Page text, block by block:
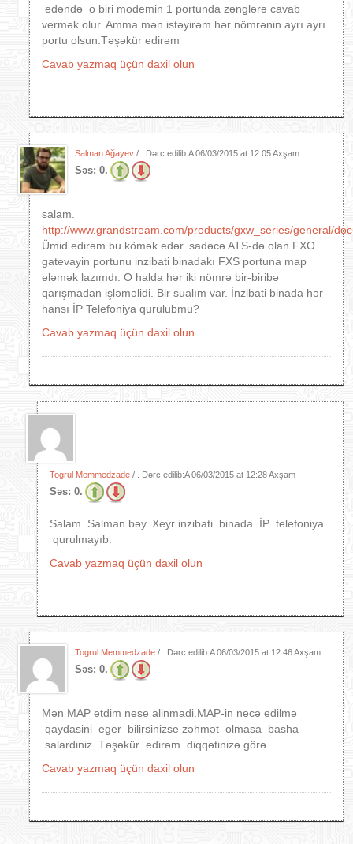
edəndə o biri modemin 1 portunda zənglərə cavab
vermək olur. Amma mən istəyirəm hər nömrənin ayrı ayrı
portu olsun.Təşəkür edirəm
Cavab yazmaq üçün daxil olun
Salman Ağayev / . Dərc edilib:A06/03/2015 at 12:05 Axşam
Səs: 0.
salam.
http://www.grandstream.com/products/gxw_series/general/
Ümid edirəm bu kömək edər. sadəcə ATS-də olan FXO
gatevayin portunu inzibati binadakı FXS portuna map
eləmək lazımdı. O halda hər iki nömrə bir-biribə
qarışmadan işləməlidi. Bir sualım var. İnzibati binada hər
hansı İP Telefoniya qurulubmu?
Cavab yazmaq üçün daxil olun
Togrul Memmedzade / . Dərc edilib:A06/03/2015 at 12:28 Axşam
Səs: 0.
Salam Salman bəy. Xeyr inzibati binada İP telefoniya
qurulmayıb.
Cavab yazmaq üçün daxil olun
Togrul Memmedzade / . Dərc edilib:A06/03/2015 at 12:46 Axşam
Səs: 0.
Mən MAP etdim nese alinmadi.MAP-in necə edilmə
qaydasini eger bilirsinizse zəhmət olmasa basha
salardiniz. Təşəkür edirəm diqqətinizə görə
Cavab yazmaq üçün daxil olun